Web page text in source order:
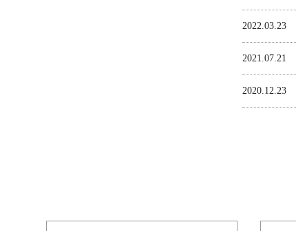
2022.03.23
2021.07.21
2020.12.23